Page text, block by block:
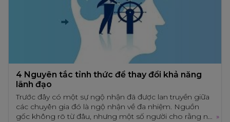
công việc vì những tiêu cực từ nhà quản lý. Chỉ 7% nhân
viên được khảo sát tin rằng các nhà lãnh đạo bị căng thẳng
có thể lãnh đạo nhóm một cách hiệu quả và chỉ 11% nhân
viên có lãnh đạo bị căng thẳng rất bận rộn trong công việc.
4 Nguyên tắc tỉnh thức để thay đổi khả năng
lãnh đạo
Trước đây có một sự ngộ nhận đã được lan truyền giữa
các chuyên gia đó là ngộ nhận về đa nhiệm. Nguồn
gốc không rõ từ đâu, nhưng một số người cho rằng nó »